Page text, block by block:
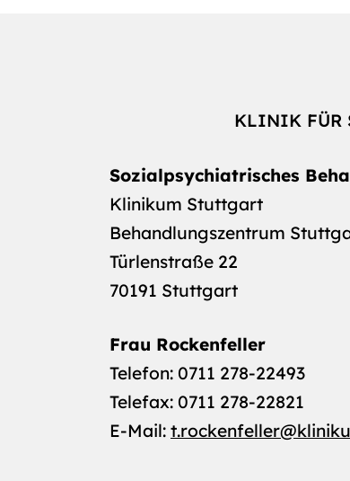
KLINIK FÜR
Sozialpsychiatrisches
Klinikum Stuttgart
Behandlungszentrum
Türlenstraße 22
70191 Stuttgart
Frau Rockenfeller
Telefon: 0711 278-22493
Telefax: 0711 278-22821
E-Mail: t.rockenfeller@